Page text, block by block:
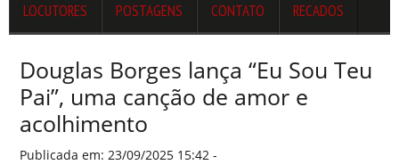
LOCUTORES POSTAGENS CONTATO RECADOS
Douglas Borges lança “Eu Sou Teu
Pai”, uma canção de amor e
acolhimento
Publicada em: 23/09/2025 15:42 -